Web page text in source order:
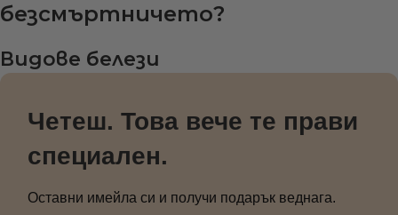
безсмъртничето?
Видове белези
Четеш. Това вече те прави
специален.
Оставни имейла си и получи подарък веднага.